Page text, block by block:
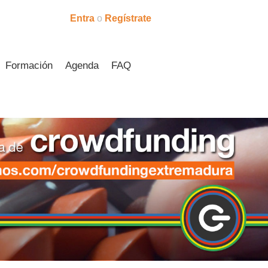
Entra o Regístrate
Formación Agenda FAQ